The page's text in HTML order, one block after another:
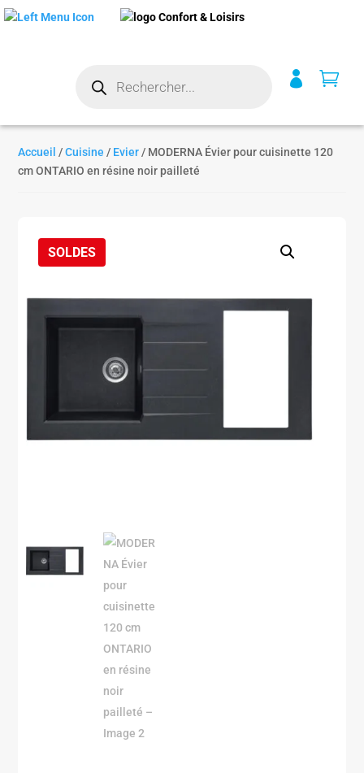
produits
 
Accueil /Cuisine / Evier / MODERNA Évier pour cuisinette 120
cm ONTARIO en résine noir pailleté
SOLDES